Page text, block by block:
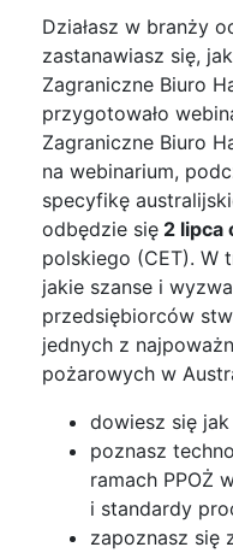
Działasz w branży
zastanawiasz się,
Zagraniczne Biuro
przygotowało
Zagraniczne Biuro
na webinarium,
specyfikę
odbędzie się 2 lipca
polskiego (CET). W
jakie szanse i
przedsiębiorców
jednych z
pożarowych w
dowiesz się
poznasz
ramach PPOŻ
i standardy
zapoznasz się